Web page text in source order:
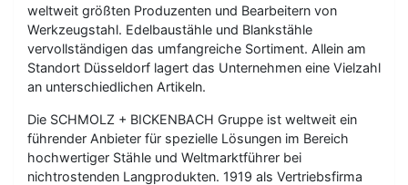
weltweit größten Produzenten und Bearbeitern von
Werkzeugstahl. Edelbaustähle und Blankstähle
vervollständigen das umfangreiche Sortiment. Allein am
Standort Düsseldorf lagert das Unternehmen eine Vielzahl
an unterschiedlichen Artikeln.
Die SCHMOLZ + BICKENBACH Gruppe ist weltweit ein
führender Anbieter für spezielle Lösungen im Bereich
hochwertiger Stähle und Weltmarktführer bei
nichtrostenden Langprodukten. 1919 als Vertriebsfirma